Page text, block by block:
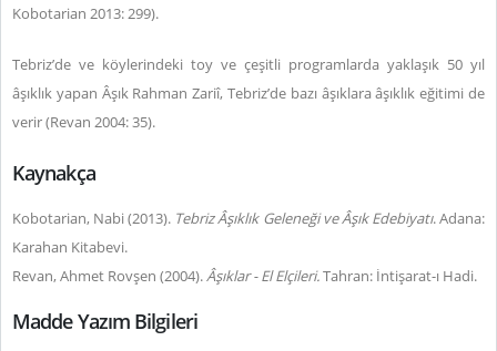
Kobotarian 2013: 299).
Tebriz’de ve köylerindeki toy ve çeşitli programlarda yaklaşık 50 yıl
âşıklık yapan Âşık Rahman Zariî, Tebriz’de bazı âşıklara âşıklık eğitimi de
verir (Revan 2004: 35).
Kaynakça
Kobotarian, Nabi (2013). Tebriz Âşıklık Geleneği ve Âşık Edebiyatı. Adana:
Karahan Kitabevi.
Revan, Ahmet Rovşen (2004).Âşıklar - El Elçileri.Tahran: İntişarat-ı Hadi.
Madde Yazım Bilgileri